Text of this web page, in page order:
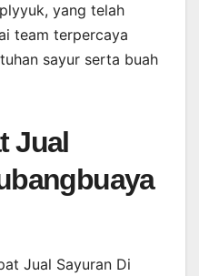
yang telah
team terpercaya
sayur serta buah
Jual
Jual Sayuran Di